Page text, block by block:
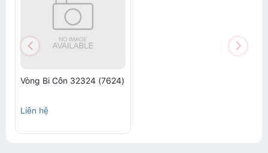
Vòng Bi Côn 32324 (7624)
Liên hệ